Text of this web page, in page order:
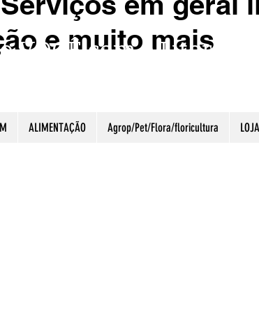
VOCÊ com o Litoral
ALIMENTAÇÃO Agrop/Pet/Flora/floricultura
e muito mais
ESSÊNCIA.